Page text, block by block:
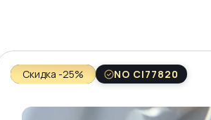
Скидка -25% NO CI77820